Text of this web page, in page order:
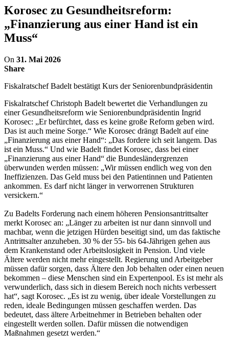
Korosec zu Gesundheitsreform:
„Finanzierung aus einer Hand ist ein
Muss“
On 31. Mai 2026
Share
Fiskalratschef Badelt bestätigt Kurs der Seniorenbundpräsidentin
Fiskalratschef Christoph Badelt bewertet die Verhandlungen zu
einer Gesundheitsreform wie Seniorenbundpräsidentin Ingrid
Korosec: „Er befürchtet, dass es keine große Reform geben wird.
Das ist auch meine Sorge.“ Wie Korosec drängt Badelt auf eine
„Finanzierung aus einer Hand“: „Das fordere ich seit langem. Das
ist ein Muss.“ Und wie Badelt findet Korosec, dass bei einer
„Finanzierung aus einer Hand“ die Bundesländergrenzen
überwunden werden müssen: „Wir müssen endlich weg von den
Ineffizienzen. Das Geld muss bei den Patientinnen und Patienten
ankommen. Es darf nicht länger in verworrenen Strukturen
versickern.“
Zu Badelts Forderung nach einem höheren Pensionsantrittsalter
merkt Korosec an: „Länger zu arbeiten ist nur dann sinnvoll und
machbar, wenn die jetzigen Hürden beseitigt sind, um das faktische
Antrittsalter anzuheben. 30 % der 55- bis 64-Jährigen gehen aus
dem Krankenstand oder Arbeitslosigkeit in Pension. Und viele
Ältere werden nicht mehr eingestellt. Regierung und Arbeitgeber
müssen dafür sorgen, dass Ältere den Job behalten oder einen neuen
bekommen – diese Menschen sind ein Expertenpool. Es ist mehr als
verwunderlich, dass sich in diesem Bereich noch nichts verbessert
hat“, sagt Korosec. „Es ist zu wenig, über ideale Vorstellungen zu
reden, ideale Bedingungen müssen geschaffen werden. Das
bedeutet, dass ältere Arbeitnehmer in Betrieben behalten oder
eingestellt werden sollen. Dafür müssen die notwendigen
Maßnahmen gesetzt werden.“